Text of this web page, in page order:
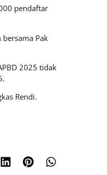
pendaftar
Pak
2025 tidak
Rendi.